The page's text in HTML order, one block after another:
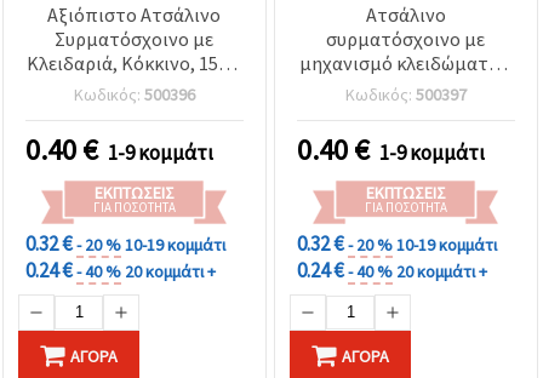
Αξιόπιστο Ατσάλινο
Συρματόσχοινο με
Κλειδαριά, Κόκκινο, 150 ×
1,5 mm – Ισχυρή στήριξη
για καθημερινή χρήση,
ιδανικό για DIY &
χειροτεχνίες
Κωδικός: 500396
0.40€ 1-9 κομμάτι
ΕΚΠΤΏΣΕΙΣ
ΓΙΑ ΠΟΣΌΤΗΤΑ
0.32 €- 20 %10-19 κομμάτι
0.24 €- 40 % 20 κομμάτι +
ΑΓΟΡΆ
Ατσάλινο
συρματόσχοινο με
μηχανισμό κλειδώματος,
λευκό, 150 x 1,5 mm για
χειροτεχνίες & DIY
Κωδικός: 500397
0.40€ 1-9 κομμάτι
ΕΚΠΤΏΣΕΙΣ
ΓΙΑ ΠΟΣΌΤΗΤΑ
0.32 €- 20 %10-19 κομμάτι
0.24 €- 40 % 20 κομμάτι +
ΑΓΟΡΆ